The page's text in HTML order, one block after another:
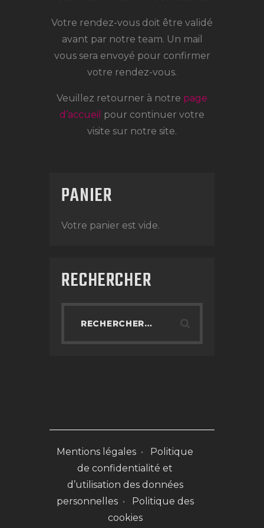
Votre rendez-vous doit être validé
avant par notre team. Un mail
vous sera envoyé pour confirmer
votre rendez-vous.
Veuillez retourner à notre page
d’accueil pour continuer votre
visite sur notre site.
PANIER
Votre panier est vide.
RECHERCHER
Mentions légales • Politique
de confidentialité et
d’utilisation des données
personnelles• Politique des
cookies